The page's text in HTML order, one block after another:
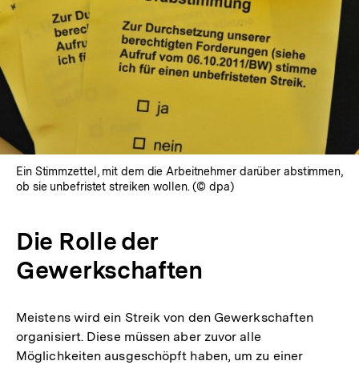
In
Lightbox
öffnen
Ein Stimmzettel, mit dem die Arbeitnehmer darüber abstimmen,
ob sie unbefristet streiken wollen. (© dpa)
Die Rolle der
Gewerkschaften
Meistens wird ein Streik von den Gewerkschaften
organisiert. Diese müssen aber zuvor alle
Möglichkeiten ausgeschöpft haben, um zu einer